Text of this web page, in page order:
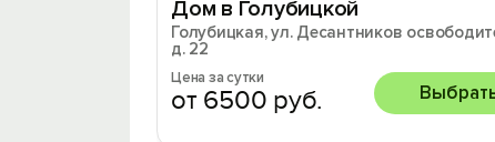
Дом в Голубицкой
Голубицкая, ул. Десантников
д. 22
Цена за сутки
от 6500 руб.